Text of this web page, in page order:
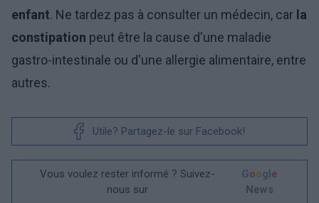
enfant. Ne tardez pas à consulter un médecin, car la
constipation peut être la cause d'une maladie
gastro-intestinale ou d'une allergie alimentaire, entre
autres.
Utile? Partagez-le sur Facebook!
Vous voulez rester informé ? Suivez-
nous sur
Google
News